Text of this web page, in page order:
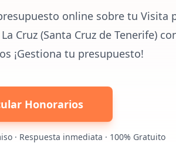
online sobre tu Visita
Cruz (Santa Cruz de Tenerife)
¡Gestiona tu presupuesto!
Honorarios
· Respuesta inmediata · 100% Gratuito